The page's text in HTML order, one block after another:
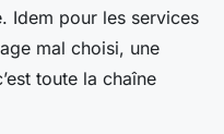
Idem pour les services
mal choisi, une
toute la chaîne